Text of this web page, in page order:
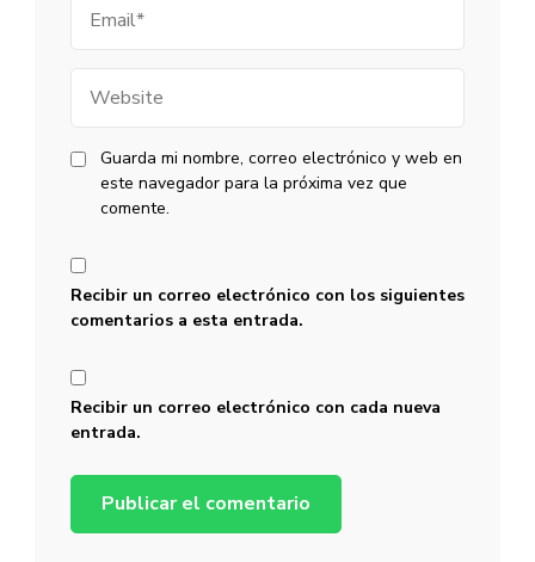
Guarda mi nombre, correo electrónico y web en
este navegador para la próxima vez que
comente.
Recibir un correo electrónico con los siguientes
comentarios a esta entrada.
Recibir un correo electrónico con cada nueva
entrada.